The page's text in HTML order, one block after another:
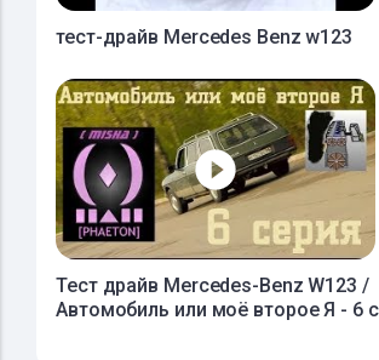
тест-драйв Mercedes Benz w123
Тест драйв Mercedes-Benz W123 /
Автомобиль или моё второе Я - 6